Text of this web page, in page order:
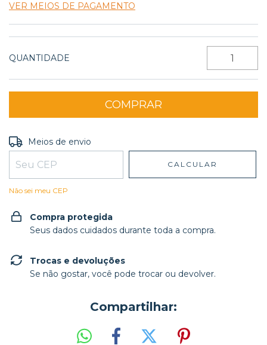
VER MEIOS DE PAGAMENTO
QUANTIDADE
Entregas para o CEP:
Meios de envio
CALCULAR
Não sei meu CEP
Compra protegida
Seus dados cuidados durante toda a compra.
Trocas e devoluções
Se não gostar, você pode trocar ou devolver.
Compartilhar: